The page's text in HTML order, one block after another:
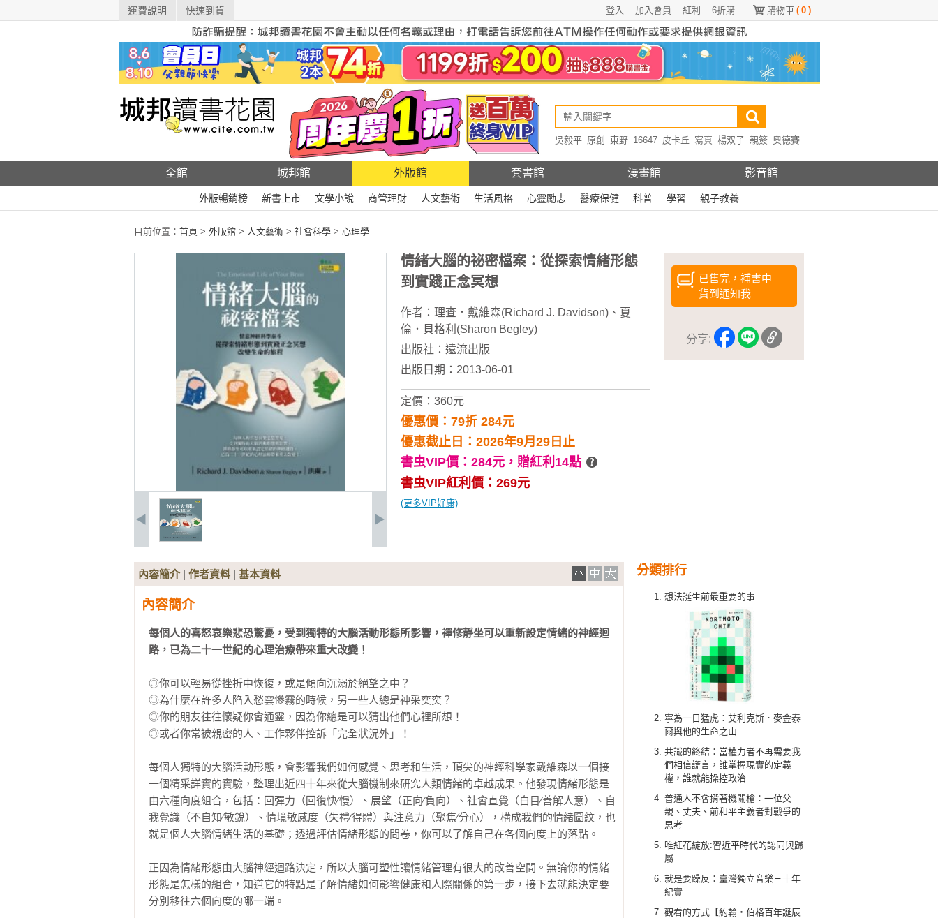
運費說明 快速到貨 購物車 ( 0 )
6折購
紅利
加入會員
登入
吳毅平 原創 東野 16647 皮卡丘 寫真 楊双子 親簽 奧德賽
全館 城邦館 外版館 套書館 漫畫館 影音館
外版暢銷榜 新書上市 文學小說 商管理財 人文藝術 生活風格 心靈勵志 醫療保健 科普 學習 親子教養
目前位置： 首頁 > 外版館 > 人文藝術 > 社會科學 > 心理學
已售完，補書中
貨到通知我
分享:
情緒大腦的祕密檔案：從探索情緒形態
到實踐正念冥想
作者： 理查．戴維森(Richard J. Davidson) 、 夏
倫．貝格利(Sharon Begley)
出版社： 遠流出版
出版日期：2013-06-01
定價：360元
優惠價：79折 284元
優惠截止日：2026年9月29日止
書虫VIP價：284元， 贈紅利14點
書虫VIP紅利價：269元
(更多VIP好康)
分類排行
想法誕生前最重要的事
寧為一日猛虎：艾利克斯．麥金泰
爾與他的生命之山
共識的終結：當權力者不再需要我
們相信謊言，誰掌握現實的定義
權，誰就能操控政治
普通人不會揹著機關槍：一位父
親、丈夫、前和平主義者對戰爭的
思考
唯紅花綻放:習近平時代的認同與歸
屬
就是要躁反：臺灣獨立音樂三十年
紀實
觀看的方式【約翰‧伯格百年誕辰
內容簡介| 作者資料 | 基本資料
內容簡介
每個人的喜怒哀樂悲恐驚憂，受到獨特的大腦活動形態所影響，禪修靜坐可以重新設定情緒的神經迴
路，已為二十一世紀的心理治療帶來重大改變！
◎你可以輕易從挫折中恢復，或是傾向沉溺於絕望之中？
◎為什麼在許多人陷入愁雲慘霧的時候，另一些人總是神采奕奕？
◎你的朋友往往懷疑你會通靈，因為你總是可以猜出他們心裡所想！
◎或者你常被親密的人、工作夥伴控訴「完全狀況外」！
每個人獨特的大腦活動形態，會影響我們如何感覺、思考和生活，頂尖的神經科學家戴維森以一個接
一個精采詳實的實驗，整理出近四十年來從大腦機制來研究人類情緒的卓越成果。他發現情緒形態是
由六種向度組合，包括：回彈力（回復快∕慢）、展望（正向∕負向）、社會直覺（白目∕善解人意）、自
我覺識（不自知∕敏銳）、情境敏感度（失禮∕得體）與注意力（聚焦∕分心），構成我們的情緒圖紋，也
就是個人大腦情緒生活的基礎；透過評估情緒形態的問卷，你可以了解自己在各個向度上的落點。
正因為情緒形態由大腦神經迴路決定，所以大腦可塑性讓情緒管理有很大的改善空間。無論你的情緒
形態是怎樣的組合，知道它的特點是了解情緒如何影響健康和人際關係的第一步，接下去就能決定要
分別移往六個向度的哪一端。